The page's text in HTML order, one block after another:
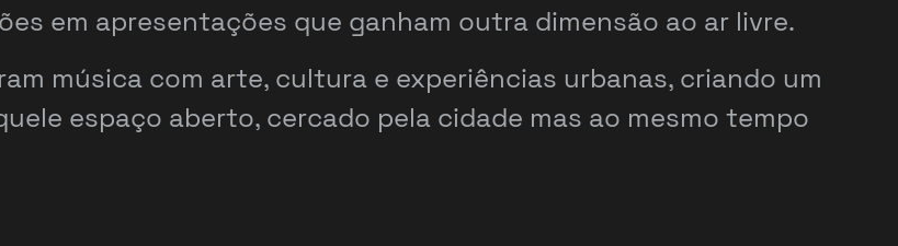
em apresentações que ganham outra dimensão ao ar livre.
música com arte, cultura e experiências urbanas, criando um
espaço aberto, cercado pela cidade mas ao mesmo tempo